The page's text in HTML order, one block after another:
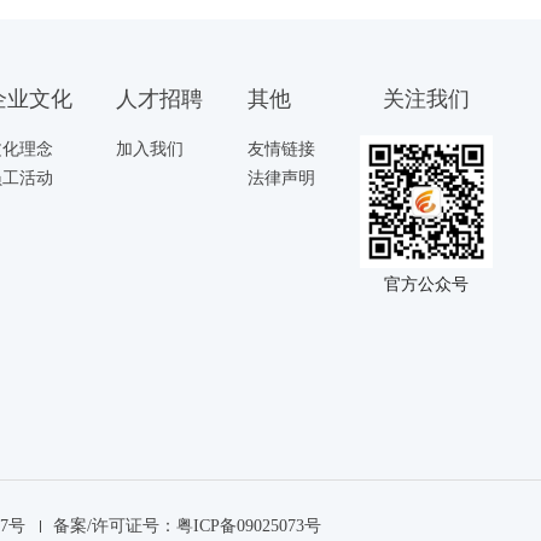
业文化
理念
活动
人才招聘
加入我们
其他
友情链接
法律声明
关注我们
官方公众号
号 备案/许可证号：粤ICP备09025073号